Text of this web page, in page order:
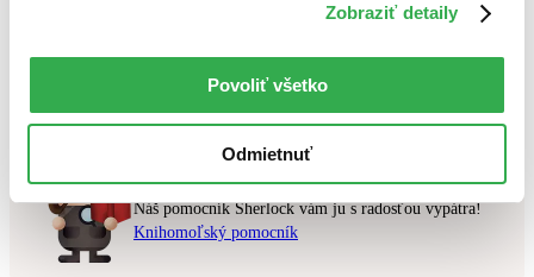
Zobraziť detaily
Povoliť všetko
Odmietnuť
pripravované
vyhovujúci zadaným podmienkam.
Chcete poradiť knihu?
Náš pomocník Sherlock vám ju s radosťou vypátra!
Knihomoľský pomocník